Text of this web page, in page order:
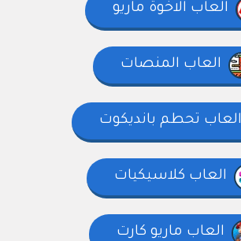
العاب الاخوة ماريو
العاب المنصات
العاب تحطم بانديكوت
العاب كلاسيكيات
العاب ماريو كارت